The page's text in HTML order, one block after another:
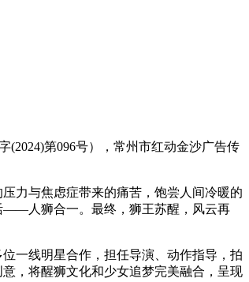
第096号），常州市红动金沙广告传
力与焦虑症带来的痛苦，饱尝人间冷暖的
——人狮合一。最终，狮王苏醒，风云再
位一线明星合作，担任导演、动作指导，拍
，将醒狮文化和少女追梦完美融合，呈现